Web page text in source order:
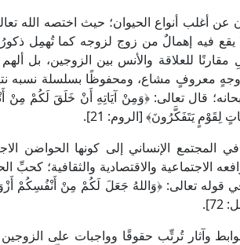
عن أغلب أنواع الحيوان؛ حيث اختصه الله
يقع فيه إهمالٌ من زوج لزوجه كما تُهمِل ذكورُ
للعلاقة والأنس بين الزوجين، بل
معروفٍ مشاع، ومحفوظًا بسلسلة نسبه
قال تعالى: ﴿وَمِنْ آيَاتِهِ أَنْ خَلَقَ لَكُمْ مِنْ
يَتَفَكَّرُونَ﴾ [الروم: 21].
المجتمع الإنساني إلى كونها الحواضن
الاجتماعية والاقتصادية والثقافية؛ كحبِّ
قوله تعالى: ﴿وَاللهُ جَعَلَ لَكُمْ مِنْ أَنْفُسِكُمْ
وآثار تُرتِّب حقوقًا وواجبات على الزوجين